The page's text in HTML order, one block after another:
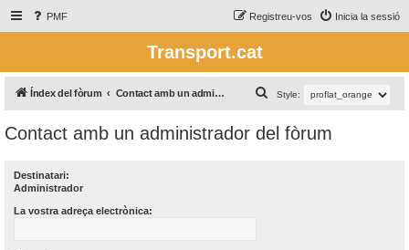
PMF Inicia la sessió
Registreu-vos
Transport.cat
Índex del fòrum Contact amb un administrador del fòrum Style:
e
r
Contact amb un administrador del fòrum
Destinatari:
Administrador
La vostra adreça electrònica: